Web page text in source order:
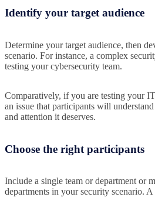
Identify your target audience
Determine your target audience, then
scenario. For instance, a complex
testing your cybersecurity team.
Comparatively, if you are testing your
an issue that participants will
and attention it deserves.
Choose the right participants
Include a single team or department or
departments in your security scenario.